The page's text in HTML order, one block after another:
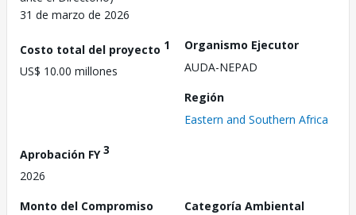
31 de marzo de 2026
Costo total del proyecto 1
US$ 10.00 millones
Organismo Ejecutor
AUDA-NEPAD
Región
Eastern and Southern Africa
Aprobación FY3
2026
Monto del Compromiso
Categoría Ambiental